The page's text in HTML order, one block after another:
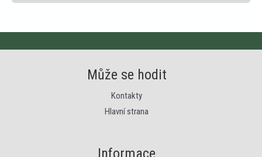
Může se hodit
Kontakty
Hlavní strana
Informace